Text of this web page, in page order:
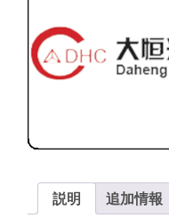
ホ
ル
ダ
説明 追加情報